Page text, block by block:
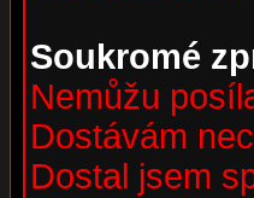
Soukromé
Nemůžu
Dostávám
Dostal jsem